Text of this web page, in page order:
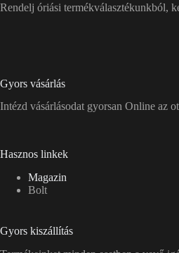
Rendelj óriási termékválasztékunkból,
Gyors vásárlás
Intézd vásárlásodat gyorsan Online az
Hasznos linkek
Magazin
Bolt
Gyors kiszállítás